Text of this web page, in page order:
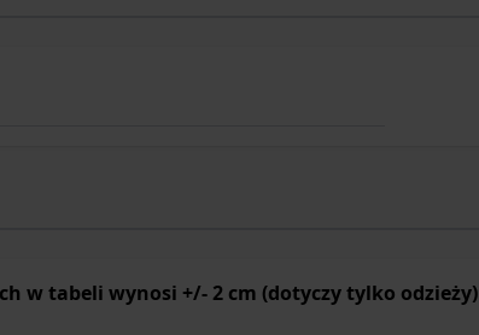
w tabeli wynosi +/- 2 cm (dotyczy tylko odzieży)